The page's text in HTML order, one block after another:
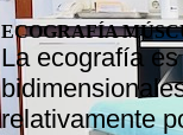
ECOGRAFÍA
La ecografía
relativamente